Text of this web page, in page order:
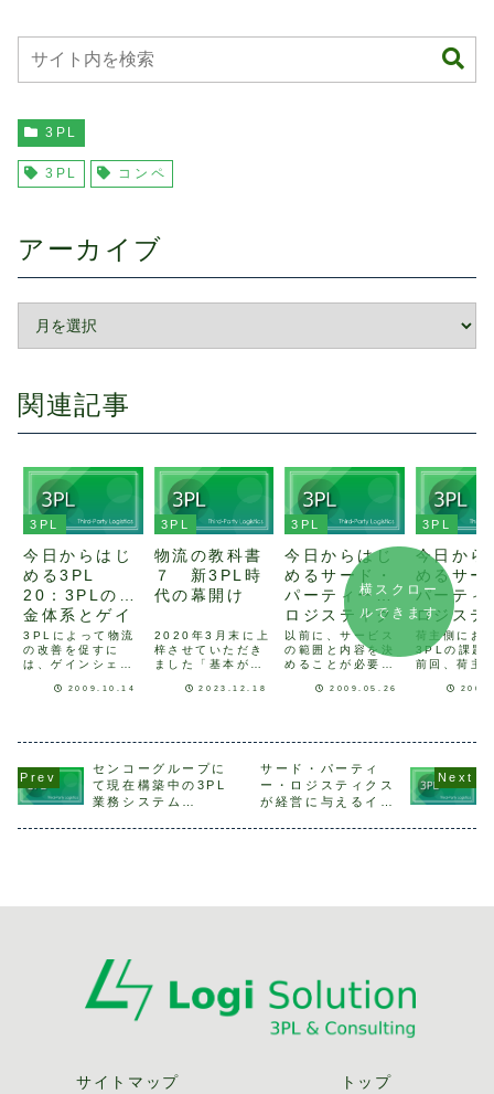
3PL
3PL コンペ
アーカイブ
関連記事
3PL
今日からはじ
める3PL
20：3PLの料
金体系とゲイ
ンシェアリン
グ(効果の分配
制度)
3PLによって物流
の改善を促すに
は、ゲインシェア
重要。
2009.10.14
3PL
物流の教科書
７ 新3PL時
代の幕開け
2020年3月末に上
梓させていただき
ました「基本がわ
流(ロジスティク
Party
Logistics,3PL)
について取り上げ
ます。3PLは伸び
2023.12.18
3PL
今日からはじ
めるサード・
パーティー・
ロジスティク
ス 11：提供
するサービス
の基準を明確
以前に、サービス
の範囲と内容を決
めることが必要だ
回はもう少し考え
配送車が小売店に
配送に行きまし
た。「こんにち
は、〇〇物流で
2009.05.26
3PL
今日から
めるサー
パーティ
ロジステ
スその8
3PL化の
(荷主側)
荷主側にお
3PLの課題
前回、荷主
えてみまし
料」の認識
が必要・
定する基準
今回は、そ
横スクロー
ルできます
センコーグループに
て現在構築中の3PL
業務システム
サード・パーティ
ー・ロジスティクス
が経営に与えるイン
サイトマップ トップ